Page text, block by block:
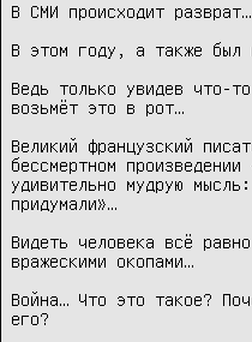
В СМИ происходит разврат…
В этом году, а также был
Ведь только увидев что-
возьмёт это в рот…
Великий французский
бессмертном
удивительно мудрую
придумали»…
Видеть человека всё
вражескими окопами…
Война… Что это такое?
его?